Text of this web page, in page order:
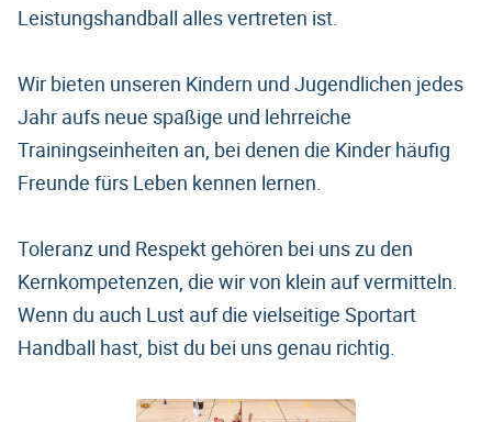
Leistungshandball alles vertreten ist.
Wir bieten unseren Kindern und Jugendlichen jedes
Jahr aufs neue spaßige und lehrreiche
Trainingseinheiten an, bei denen die Kinder häufig
Freunde fürs Leben kennen lernen.
Toleranz und Respekt gehören bei uns zu den
Kernkompetenzen, die wir von klein auf vermitteln.
Wenn du auch Lust auf die vielseitige Sportart
Handball hast, bist du bei uns genau richtig.